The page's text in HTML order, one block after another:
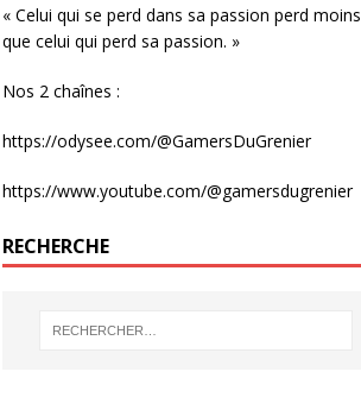
« Celui qui se perd dans sa passion perd moins
que celui qui perd sa passion. »
Nos 2 chaînes :
https://odysee.com/@GamersDuGrenier
https://www.youtube.com/@gamersdugrenier
RECHERCHE